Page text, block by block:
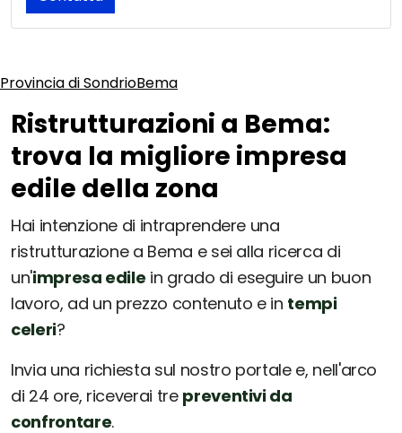
Provincia di SondrioBema
Ristrutturazioni a Bema:
trova la migliore impresa
edile della zona
Hai intenzione di intraprendere una
ristrutturazione a Bema e sei alla ricerca di
un'impresa edile in grado di eseguire un buon
lavoro, ad un prezzo contenuto e in tempi
celeri?
Invia una richiesta sul nostro portale e, nell'arco
di 24 ore, riceverai tre preventivi da
confrontare.